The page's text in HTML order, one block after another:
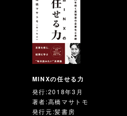
MINXの任せる力
発行:2018年3月
著者:高橋マサトモ
発行元:髪書房